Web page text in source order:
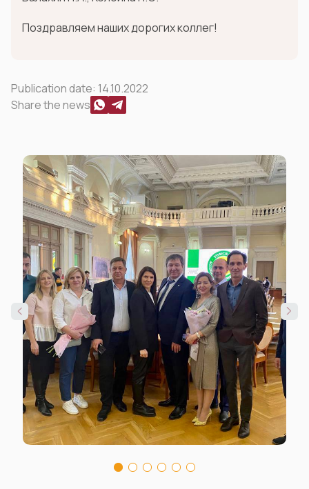
Поздравляем наших дорогих коллег!
Publication date: 14.10.2022
Share the news